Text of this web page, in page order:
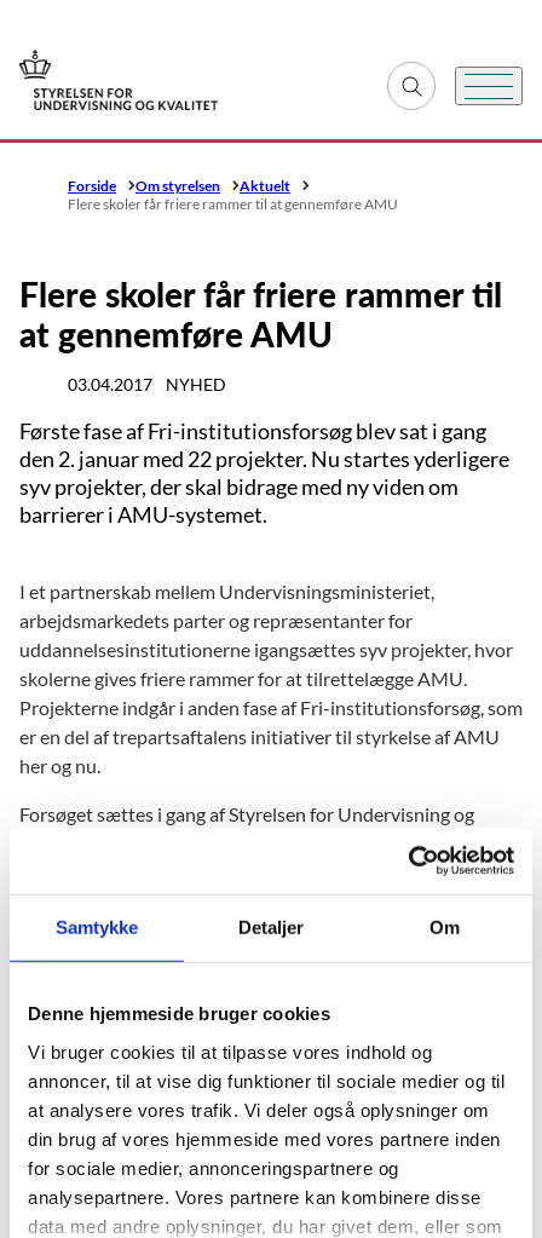
Samtykke Detaljer Om
Denne hjemmeside bruger cookies
Vi bruger cookies til at tilpasse vores indhold og
annoncer, til at vise dig funktioner til sociale medier og til
at analysere vores trafik. Vi deler også oplysninger om
din brug af vores hjemmeside med vores partnere inden
for sociale medier, annonceringspartnere og
analysepartnere. Vores partnere kan kombinere disse
data med andre oplysninger, du har givet dem, eller som
Gå til forsiden Fold søgefelt ud
Menu
Forside Om styrelsen
Aktuelt
Flere skoler får friere rammer til at gennemføre AMU
Flere skoler får friere rammer til
at gennemføre AMU
03.04.2017 NYHED
Første fase af Fri-institutionsforsøg blev sat i gang
den 2. januar med 22 projekter. Nu startes yderligere
syv projekter, der skal bidrage med ny viden om
barrierer i AMU-systemet.
I et partnerskab mellem Undervisningsministeriet,
arbejdsmarkedets parter og repræsentanter for
uddannelsesinstitutionerne igangsættes syv projekter, hvor
skolerne gives friere rammer for at tilrettelægge AMU.
Projekterne indgår i anden fase af Fri-institutionsforsøg, som
er en del af trepartsaftalens initiativer til styrkelse af AMU
her og nu.
Forsøget sættes i gang af Styrelsen for Undervisning og
Kvalitet, der i samarbejde med partnerskabet har udvalgt de
projekter, der indgår i forsøget. Projekterne fokuserer i
forsøget på områderne: udbud og markedsføring, afkortning
af uddannelser, tilmelding til uddannelser, lokalt tilpassede
forløb og samarbejde med erhvervsakademierne.
Læs mere
Læs nyhed om igangsættelse af Fri-
institutionsforsøg
Læs mere om Fri-institutionsforsøg og se en
oversigt over projekter